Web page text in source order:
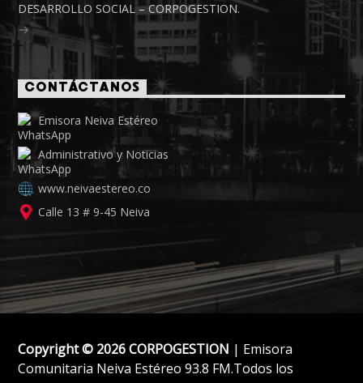
DESARROLLO SOCIAL – CORPOGESTION.
CONTÁCTANOS
Emisora Neiva Estéreo
Administrativo y Noticias
www.neivaestereo.co
Calle 13 # 9-45 Neiva
Copyright © 2026 CORPOGESTION | Emisora
Comunitaria Neiva Estéreo 93.8 FM.Todos los